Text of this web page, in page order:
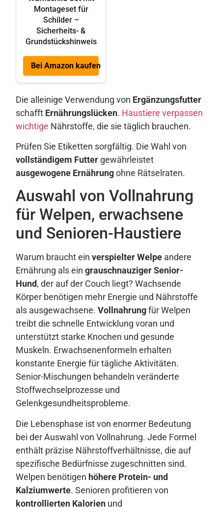
Montageset für
Schilder –
Sicherheits- &
Grundstückshinweis
Bei Amazon kaufen
Die alleinige Verwendung von Ergänzungsfutter
schafft Ernährungslücken. Haustiere verpassen
wichtige Nährstoffe, die sie täglich brauchen.
Prüfen Sie Etiketten sorgfältig. Die Wahl von
vollständigem Futter gewährleistet
ausgewogene Ernährungohne Rätselraten.
Auswahl von Vollnahrung
für Welpen, erwachsene
und Senioren-Haustiere
Warum braucht ein verspielter Welpe andere
Ernährung als ein grauschnauziger Senior-
Hund, der auf der Couch liegt? Wachsende
Körper benötigen mehr Energie und Nährstoffe
als ausgewachsene. Vollnahrungfür Welpen
treibt die schnelle Entwicklung voran und
unterstützt starke Knochen und gesunde
Muskeln. Erwachsenenformeln erhalten
konstante Energie für tägliche Aktivitäten.
Senior-Mischungen behandeln veränderte
Stoffwechselprozesse und
Gelenkgesundheitsprobleme.
Die Lebensphase ist von enormer Bedeutung
bei der Auswahl von Vollnahrung. Jede Formel
enthält präzise Nährstoffverhältnisse, die auf
spezifische Bedürfnisse zugeschnitten sind.
Welpen benötigen höhere Protein- und
Kalziumwerte. Senioren profitieren von
kontrollierten Kalorien und